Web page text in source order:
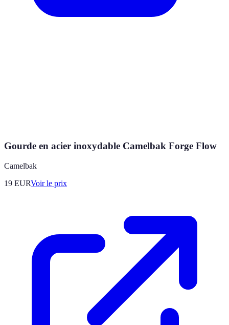
Gourde en acier inoxydable Camelbak Forge Flow
Camelbak
19 EURVoir le prix